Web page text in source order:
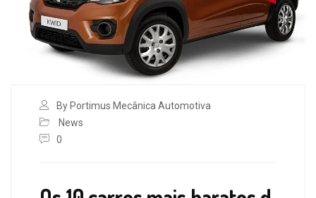
By Portimus Mecânica Automotiva
News
0